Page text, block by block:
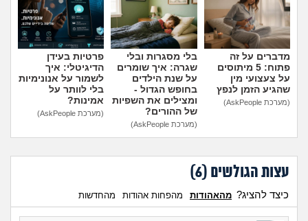
מדברים על זה
פתוח: 5 מיתוסים
על צעצועי מין
שהגיע הזמן לנפץ
(מערכת AskPeople)
בלי מסגרות ובלי
שגרה: איך שומרים
על שנת הילדים
בחופש הגדול -
ומצילים את השפיות
של ההורים?
(מערכת AskPeople)
פרטיות בעידן
הדיגיטלי: איך
לשמור על אנונימיות
בלי לוותר על
אמינות?
(מערכת AskPeople)
עצות הגולשים (6
)
כיצד להציג? מהאהודות מהפחות אהודות מהחדשות